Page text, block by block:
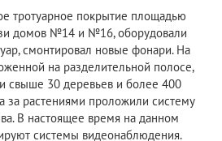
тротуарное покрытие площадью
домов №14 и №16, оборудовали
смонтировал новые фонари. На
на разделительной полосе,
свыше 30 деревьев и более 400
за растениями проложили систему
В настоящее время на данном
системы видеонаблюдения.